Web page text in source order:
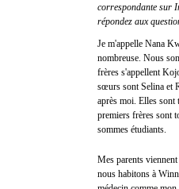
correspondante sur
répondez aux
Je m'appelle Nana
nombreuse. Nous
frères s'appellent
sœurs sont Selina et
après moi. Elles
premiers frères sont
sommes étudiants.
Mes parents
nous habitons à